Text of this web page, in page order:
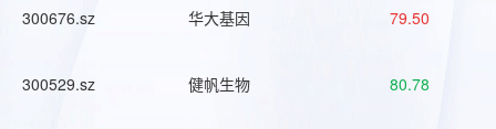
300676.sz 华大基因 79.50
300529.sz 健帆生物 80.78